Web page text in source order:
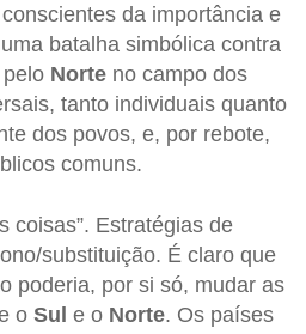
da importância e
batalha simbólica contra
Norte no campo dos
tanto individuais quanto
dos povos, e, por rebote,
comuns.
coisas”. Estratégias de
substituição. É claro que
poderia, por si só, mudar as
o Sul e o Norte. Os países